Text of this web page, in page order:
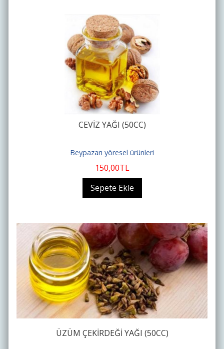
CEVİZ YAĞI (50CC)
Beypazarı yöresel ürünleri
150,00TL
Sepete Ekle
ÜZÜM ÇEKİRDEĞİ YAĞI (50CC)